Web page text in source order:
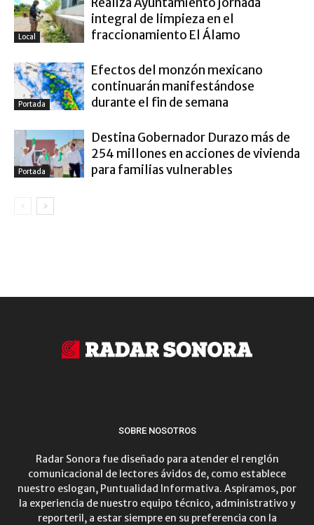
Local
integral de limpieza en el
fraccionamiento El Álamo
Portada
Efectos del monzón mexicano
continuarán manifestándose
durante el fin de semana
Portada
Destina Gobernador Durazo más de
254 millones en acciones de vivienda
para familias vulnerables
SOBRE NOSOTROS
Radar Sonora fue diseñado para atender el renglón
comunicacional de lectores ávidos de, como establece
nuestro eslogan, Puntualidad Informativa. Aspiramos, por
la experiencia de nuestro equipo técnico, administrativo y
reporteril, a estar siempre en su preferencia con la